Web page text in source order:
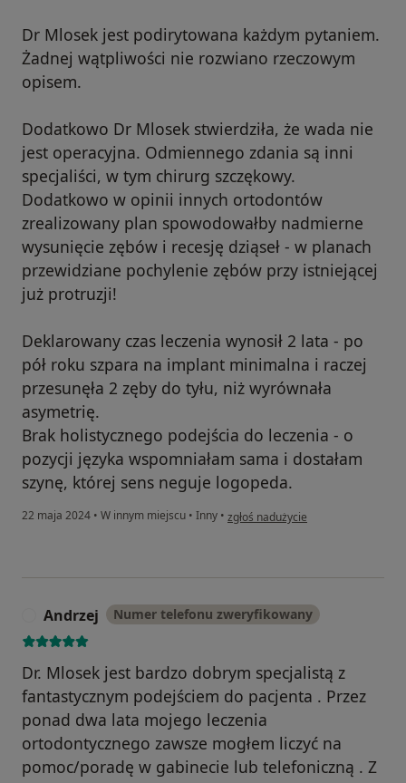
Dr Mlosek jest podirytowana każdym pytaniem.
Żadnej wątpliwości nie rozwiano rzeczowym
opisem.
Dodatkowo Dr Mlosek stwierdziła, że wada nie
jest operacyjna. Odmiennego zdania są inni
specjaliści, w tym chirurg szczękowy.
Dodatkowo w opinii innych ortodontów
zrealizowany plan spowodowałby nadmierne
wysunięcie zębów i recesję dziąseł - w planach
przewidziane pochylenie zębów przy istniejącej
już protruzji!
Deklarowany czas leczenia wynosił 2 lata - po
pół roku szpara na implant minimalna i raczej
przesunęła 2 zęby do tyłu, niż wyrównała
asymetrię.
Brak holistycznego podejścia do leczenia - o
pozycji języka wspomniałam sama i dostałam
szynę, której sens neguje logopeda.
22 maja 2024 • W innym miejscu • Inny • w opinii użytkownika NP
zgłoś nadużycie
Andrzej Numer telefonu zweryfikowany
Dr. Mlosek jest bardzo dobrym specjalistą z
fantastycznym podejściem do pacjenta . Przez
ponad dwa lata mojego leczenia
ortodontycznego zawsze mogłem liczyć na
pomoc/poradę w gabinecie lub telefoniczną . Z